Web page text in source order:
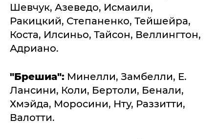
Шевчук, Азеведо, Исмаили,
Ракицкий, Степаненко, Тейшейра,
Коста, Илсиньо, Тайсон, Веллингтон,
Адриано.
"Брешиа": Минелли, Замбелли, Е.
Лансини, Коли, Бертоли, Бенали,
Хмэйда, Моросини, Нту, Раззитти,
Валотти.